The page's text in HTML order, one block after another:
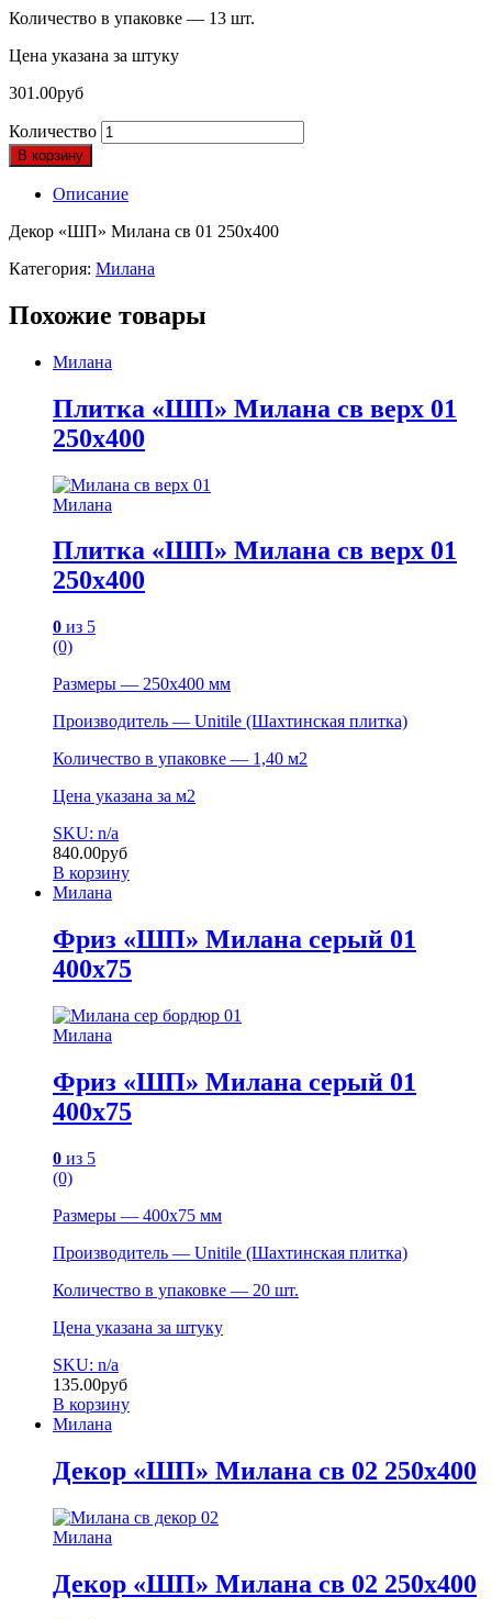
Количество в упаковке — 13 шт.
Цена указана за штуку
301.00руб
Количество
В корзину
Описание
Декор «ШП» Милана св 01 250х400
Категория: Милана
Похожие товары
Милана
Плитка «ШП» Милана св верх 01
250х400
Милана
Плитка «ШП» Милана св верх 01
250х400
0 из 5
(0)
Размеры — 250х400 мм
Производитель — Unitile (Шахтинская плитка)
Количество в упаковке — 1,40 м2
Цена указана за м2
SKU: n/a
840.00руб
В корзину
Милана
Фриз «ШП» Милана серый 01
400х75
Милана
Фриз «ШП» Милана серый 01
400х75
0 из 5
(0)
Размеры — 400х75 мм
Производитель — Unitile (Шахтинская плитка)
Количество в упаковке — 20 шт.
Цена указана за штуку
SKU: n/a
135.00руб
В корзину
Милана
Декор «ШП» Милана св 02 250х400
Милана
Декор «ШП» Милана св 02 250х400